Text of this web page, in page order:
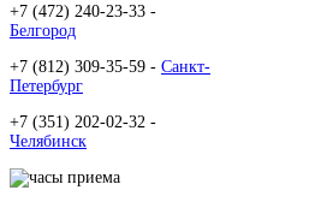
+7 (472) 240-23-33 -
Белгород
+7 (812) 309-35-59 - Санкт-
Петербург
+7 (351) 202-02-32 -
Челябинск